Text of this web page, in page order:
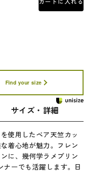
Find your size
サイズ・詳細
使用したベア天竺カッ
着心地が魅力。フレン
に、幾何学ラメプリン
ナーでも活躍します。日